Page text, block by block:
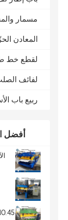
مسمار
المعادن
لقطع خط
لفائف
ربيع باب
أفضل